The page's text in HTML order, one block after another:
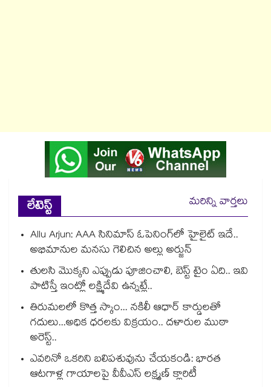
లేటెస్ట్
మరిన్ని వార్తలు
Allu Arjun: AAA సినిమాస్ ఓపెనింగ్‌లో హైలైట్ ఇదే..
అభిమానుల మనసు గెలిచిన అల్లు అర్జున్
తులసి మొక్కని ఎప్పుడు పూజించాలి, బెస్ట్ టైం ఏది.. ఇవి
పాటిస్తే ఇంట్లో లక్ష్మిదేవి ఉన్నట్లే..
తిరుమలలో కొత్త స్కాం... నకిలీ ఆధార్ కార్డులతో
గదులు...అధిక ధరలకు విక్రయం.. దళారుల ముఠా
అరెస్ట్..
ఎవరినో ఒకరిని బలిపశువును చేయకండి: భారత
ఆటగాళ్ల గాయాలపై వీవీఎస్ లక్ష్మణ్ క్లారిటీ